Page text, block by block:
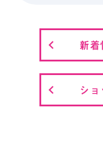
新
シ